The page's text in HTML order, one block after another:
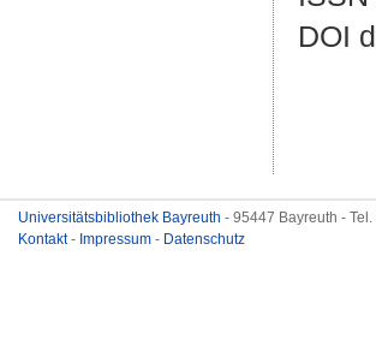
DOI
Universitätsbibliothek Bayreuth - 95447 Bayreuth -
Kontakt- Impressum - Datenschutz